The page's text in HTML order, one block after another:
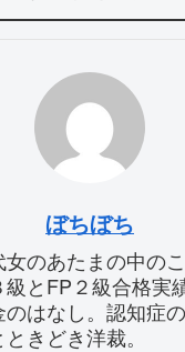
ぼちぼち
女のあたまの中のこ
級とFP２級合格実
のはなし。認知症
きどき洋裁。